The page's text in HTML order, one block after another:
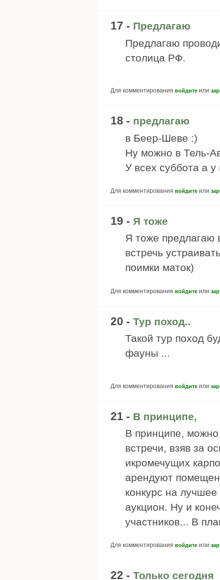
17 - Предлагаю
Предлагаю
столица РФ.
Для комментирования войдите или
18 - предлагаю
в Беер-Шеве :)
Ну можно в Тель-
У всех суббота а у
Для комментирования войдите или
19 - Я тоже
Я тоже предлагаю
встречь
поимки маток)
Для комментирования войдите или
20 - Тур поход..
Такой тур поход
фауны ...
Для комментирования войдите или
21 - В принципе,
В принципе, можно
встречи, взяв за
икромечущих
арендуют
конкурс на
аукцион. Ну и
участников... В
Для комментирования войдите или
22 - Только сегодня